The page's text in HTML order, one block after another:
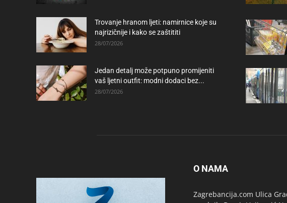
Trovanje hranom ljeti: namirnice koje su
najrizičnije i kako se zaštititi
28/07/2026
Jedan detalj može potpuno promijeniti
vaš ljetni outfit: modni dodaci bez...
28/07/2026
O NAMA
Zagrebancija.com Ulica